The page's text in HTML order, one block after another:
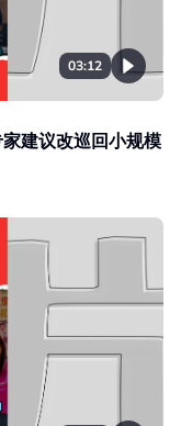
03:12
建议改巡回小规模